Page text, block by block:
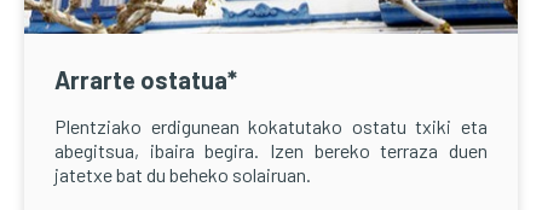
Arrarte ostatua*
Plentziako erdigunean kokatutako ostatu txiki eta
abegitsua, ibaira begira. Izen bereko terraza duen
jatetxe bat du beheko solairuan.